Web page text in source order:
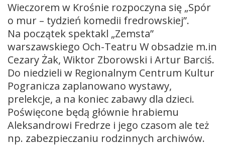
Wieczorem w Krośnie rozpoczyna się „Spór
o mur – tydzień komedii fredrowskiej”.
Na początek spektakl „Zemsta”
warszawskiego Och-Teatru W obsadzie m.in
Cezary Żak, Wiktor Zborowski i Artur Barciś.
Do niedzieli w Regionalnym Centrum Kultur
Pogranicza zaplanowano wystawy,
prelekcje, a na koniec zabawy dla dzieci.
Poświęcone będą głównie hrabiemu
Aleksandrowi Fredrze i jego czasom ale też
np. zabezpieczaniu rodzinnych archiwów.